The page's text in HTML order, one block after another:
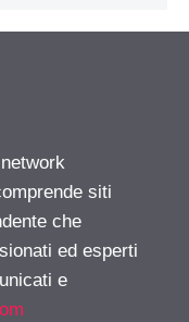
siti
che
ed esperti
e